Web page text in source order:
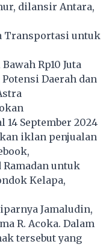
dilansir Antara,
Transportasi untuk
Rp10 Juta
Daerah dan
September 2024
iklan penjualan
untuk
Kelapa,
Jamaludin,
R. Acoka. Dalam
tersebut yang